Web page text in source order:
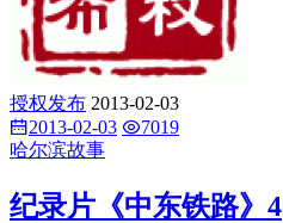
授权发布 2013-02-03
2013-02-03
7019
哈尔滨故事
纪录片《中东铁路》4